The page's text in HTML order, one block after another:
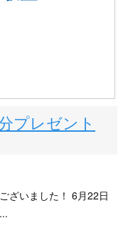
プレゼント
ざいました！ 6月22日